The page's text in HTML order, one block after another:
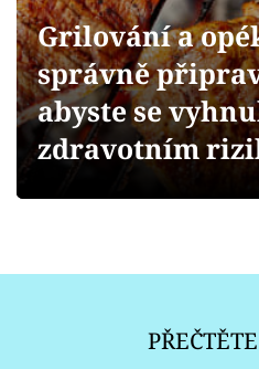
Přihlášení
Sledujte nás
Grilování a
správně
abyste se
zdravotním